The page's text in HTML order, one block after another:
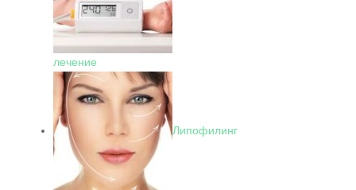
лечение
Липофилинг